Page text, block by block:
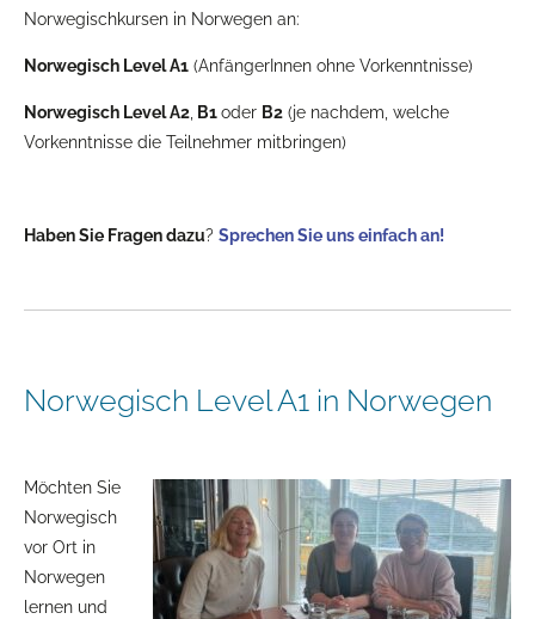
Norwegischkursen in Norwegen an:
Norwegisch Level A1 (AnfängerInnen ohne Vorkenntnisse)
Norwegisch Level A2 B1oder B2 (je nachdem, welche
Vorkenntnisse die Teilnehmer mitbringen)
Haben Sie Fragen dazu? Sprechen Sie uns einfach an!
Norwegisch Level A1 in Norwegen
Möchten Sie
Norwegisch
vor Ort in
Norwegen
lernen und